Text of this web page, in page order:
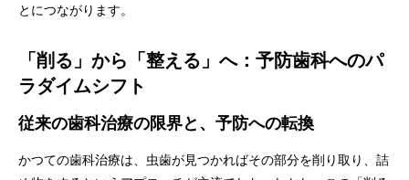
とにつながります。
「削る」から「整える」へ：予防歯科へのパ
ラダイムシフト
従来の歯科治療の限界と、予防への転換
かつての歯科治療は、虫歯が見つかればその部分を削り取り、詰